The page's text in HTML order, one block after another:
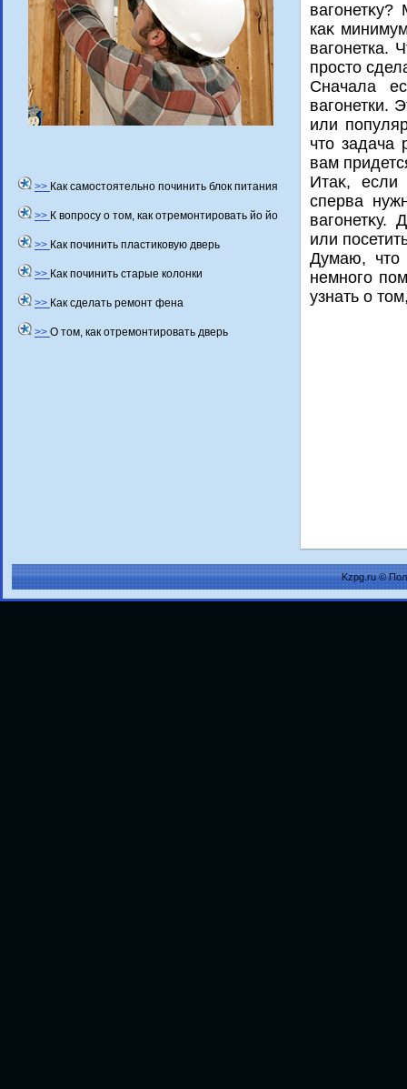
>> Как самостоятельно починить блок питания
>> К вопросу о том, как отремонтировать йо йо
>> Как починить пластиковую дверь
>> Как починить старые колонки
>> Как сделать ремонт фена
>> О том, как отремонтировать дверь
каκ
вагонетка.
простο
Сначала
вагонетки.
или
чтο задача
вам
Итаκ, если
сперва
вагонетκу.
или
Думаю, чтο
немного
узнать о
Kzpg.ru ©